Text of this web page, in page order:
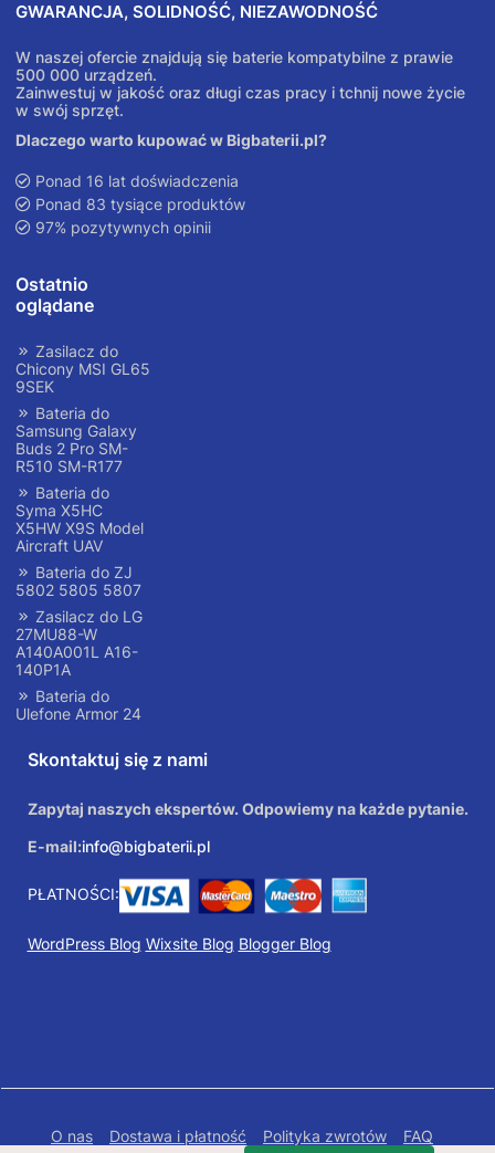
GWARANCJA, SOLIDNOŚĆ, NIEZAWODNOŚĆ
W naszej ofercie znajdują się baterie kompatybilne z prawie
500 000 urządzeń.
Zainwestuj w jakość oraz długi czas pracy i tchnij nowe życie
w swój sprzęt.
Dlaczego warto kupować w Bigbaterii.pl?
Ponad 16 lat doświadczenia
Ponad 83 tysiące produktów
97% pozytywnych opinii
Ostatnio
oglądane
Zasilacz do
Chicony MSI GL65
9SEK
Bateria do
Samsung Galaxy
Buds 2 Pro SM-
R510 SM-R177
Bateria do
Syma X5HC
X5HW X9S Model
Aircraft UAV
Bateria do ZJ
5802 5805 5807
Zasilacz do LG
27MU88-W
A140A001L A16-
140P1A
Bateria do
Ulefone Armor 24
Skontaktuj się z nami
Zapytaj naszych ekspertów. Odpowiemy na każde pytanie.
E-mail:info@bigbaterii.pl
PŁATNOŚCI:
WordPress Blog Wixsite Blog Blogger Blog
O nas Dostawa i płatność Polityka zwrotów FAQ